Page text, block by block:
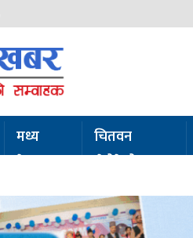
मध्य
नेपाल
चितवन
सेरोफेरो